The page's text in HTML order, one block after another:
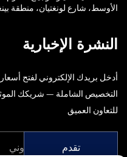
الأوسط، شارع لونغتيان، منطقة
النشرة الإخبارية
أدخل بريدك الإلكتروني لفتح
التخصيص الشاملة — شريكك
للتعاون العميق
تقدم